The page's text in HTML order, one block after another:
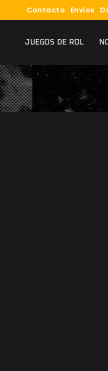
Contacto Envíos
JUEGOS DE ROL